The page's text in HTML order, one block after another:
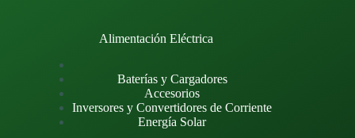
Alimentación Eléctrica
Baterías y Cargadores
Accesorios
Inversores y Convertidores de Corriente
Energía Solar